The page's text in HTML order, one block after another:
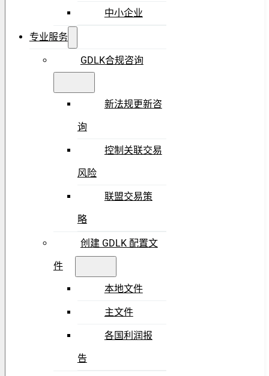
中小企业
专业服务
GDLK合规咨询
新法规更新咨
询
控制关联交易
风险
联盟交易策
略
创建 GDLK 配置文
件
本地文件
主文件
各国利润报
告